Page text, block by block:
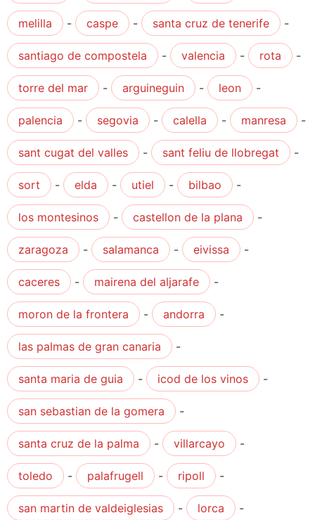
melilla - caspe - santa cruz de tenerife -
santiago de compostela - valencia - rota -
torre del mar - arguineguin - leon -
palencia - segovia - calella - manresa -
sant cugat del valles - sant feliu de llobregat -
sort - elda - utiel - bilbao -
los montesinos - castellon de la plana -
zaragoza - salamanca - eivissa -
caceres - mairena del aljarafe -
moron de la frontera - andorra -
las palmas de gran canaria -
santa maria de guia - icod de los vinos -
san sebastian de la gomera -
santa cruz de la palma - villarcayo -
toledo - palafrugell - ripoll -
san martin de valdeiglesias - lorca -